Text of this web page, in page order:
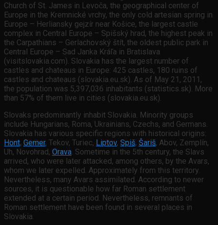
Church of St. James in Levoča, the geographical center of
Europe in the Kremnické vrchy, the only cold artesian spring in
Europe – Herliansky gejzír near Košice, the largest castle
complex in Central Europe – Spišský hrad, the highest peak in
the Carpathians – Gerlachovský štít, the oldest public park in
Central Europe – Sad Janka Kráľa in Bratislava
(visitslovakia.com). Slovakia has the largest number of
castles and chateaus in Europe: 425 castles, 180 ruins of
castles and chateaus (slovakia.eu.sk). As of May 21, 2011,
the population was 5,397,036 inhabitants (statistics.sk). More
than 57% of them live in cities (slovakia.eu.sk).
Slovaks predominantly inhabit Slovakia. Minority groups
include Hungarians, Roma, Ukrainians, Czechs, and Germans.
Slovakia has various specific regions with historical origins:
Hont, Gemer, Tekov, Turiec, Liptov, Spiš, Šariš, Abov, Zemplín,
Uh, Novohrad, Orava. Sometime in the 5th century, the Slavs
arrived, who were later attacked, among others, by the Avars,
whom we later expelled. Approximately from this territory.
Nevertheless, many Avars assimilated. According to newer
sources, it is questionable how far Roman settlement
extended at a certain period. Nevertheless, remnants of
Roman settlement have been found in several places in
Slovakia.